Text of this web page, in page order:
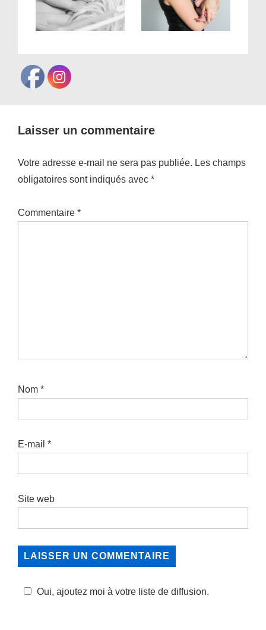
Laisser un commentaire
Votre adresse e-mail ne sera pas publiée. Les champs
obligatoires sont indiqués avec *
Commentaire *
Nom *
E-mail *
Site web
Oui, ajoutez moi à votre liste de diffusion.